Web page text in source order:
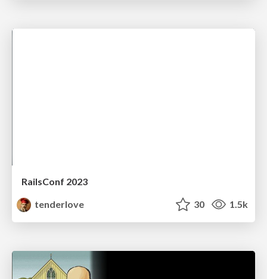
RailsConf 2023
tenderlove
30 1.5k